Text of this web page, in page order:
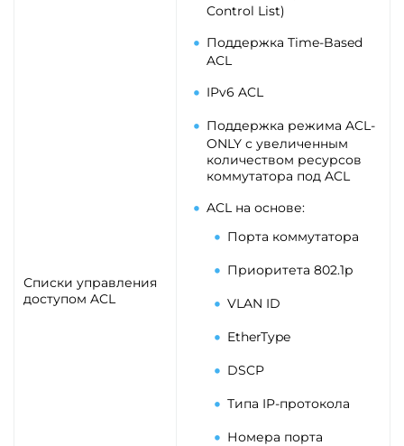
Списки управления
доступом ACL
Control List)
Поддержка Time-Based
ACL
IPv6 ACL
Поддержка режима ACL-
ONLY с увеличенным
количеством ресурсов
коммутатора под ACL
ACL на основе:
Порта коммутатора
Приоритета 802.1p
VLAN ID
EtherType
DSCP
Типа IP-протокола
Номера порта